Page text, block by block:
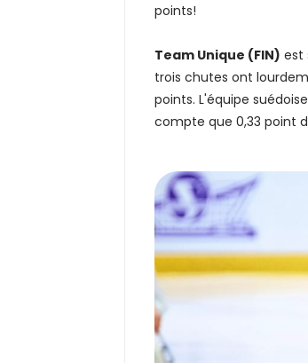
points!
Team Unique (FIN) est
trois chutes ont
points. L'équipe
compte que 0,33 point